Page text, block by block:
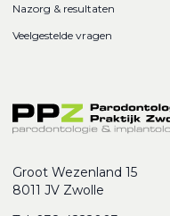
Nazorg & resultaten
Veelgestelde vragen
Groot Wezenland 15
8011 JV Zwolle